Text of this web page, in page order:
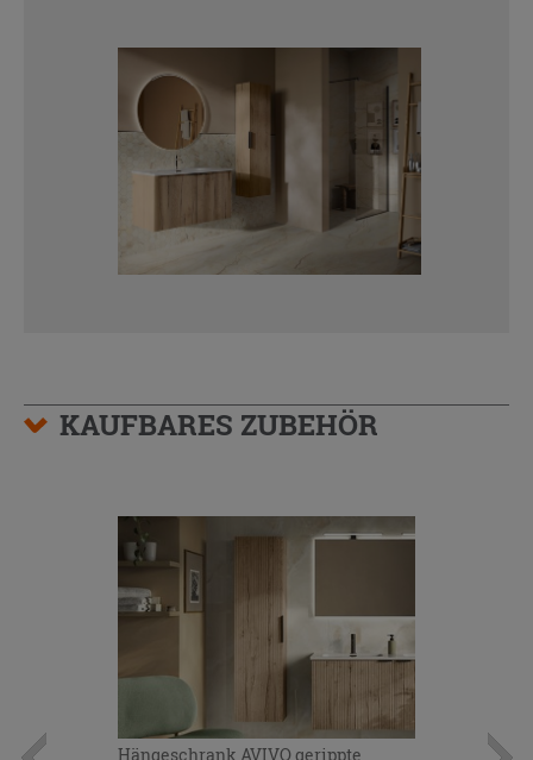
KAUFBARES ZUBEHÖR
Hängeschrank AVIVO gerippte